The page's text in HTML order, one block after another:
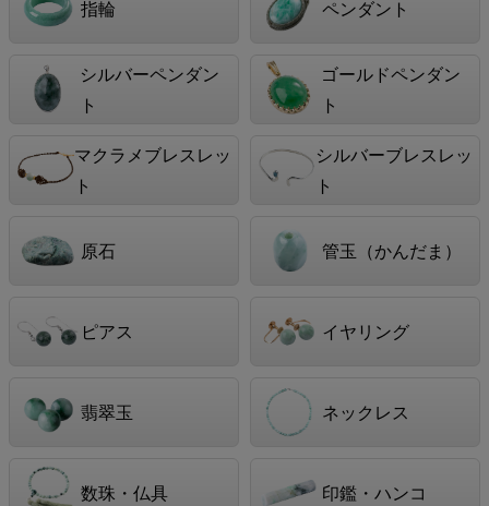
指輪 ペンダント
シルバーペンダン
ト
ゴールドペンダン
ト
マクラメブレスレッ
ト
シルバーブレスレッ
ト
原石 管玉（かんだま）
ピアス イヤリング
翡翠玉 ネックレス
数珠・仏具 印鑑・ハンコ